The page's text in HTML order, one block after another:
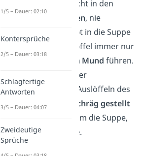
Restaurant gilt: Nicht in den
pusten, nie
, kein Brot in die Suppe
tunken
und den Löffel immer nur
Spitze zum Mund führen.
Letztendlich darf der
Suppenteller zum Auslöffeln des
Rests auch
nicht schräg gestellt
werden – Schade um die Suppe,
aber so ist die Sitte.
1/5 – Dauer: 02:10
Kontersprüche
2/5 – Dauer: 03:18
Schlagfertige
Antworten
3/5 – Dauer: 04:07
Zweideutige
Sprüche